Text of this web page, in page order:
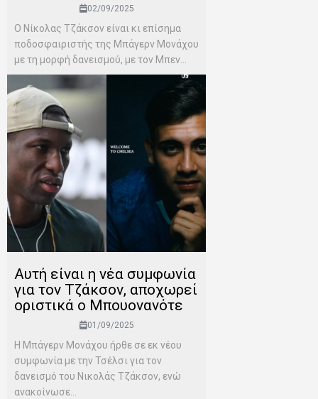
02/09/2025
Ο Νίκολας Τζάκσον είναι κι επίσημα
ποδοσφαιριστής της Μπάγερν Μονάχου
με τη μορφή δανεισμού, με τον Μπεν...
Αυτή είναι η νέα συμφωνία
για τον Τζάκσον, αποχωρεί
οριστικά ο Μπουονανότε
01/09/2025
Η Μπάγερν Μονάχου ήρθε σε εκ νέου
συμφωνία με την Τσέλσι για τον
δανεισμό του Νικολάς Τζάκσον, ενώ
ανακοίνωσε...